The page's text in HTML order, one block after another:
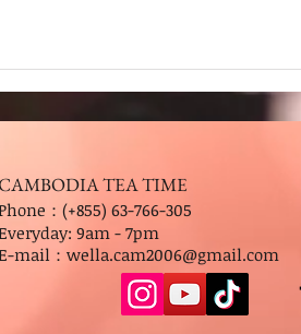
TEA TIME
：(+855) 63-766-305
9am - 7pm
mail： wella.cam2006@gmail.com